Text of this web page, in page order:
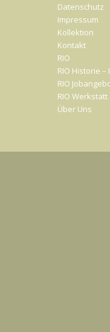
Datenschutz
Impressum
Kollektion
Kontakt
RIO
RIO Historie
RIO
RIO Werkstatt
Über Uns